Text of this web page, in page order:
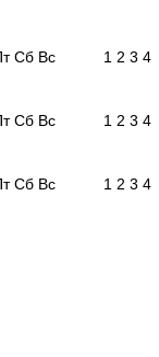
Пт Сб Вс 1 2 3 4
Пт Сб Вс 1 2 3 4
Пт Сб Вс 1 2 3 4